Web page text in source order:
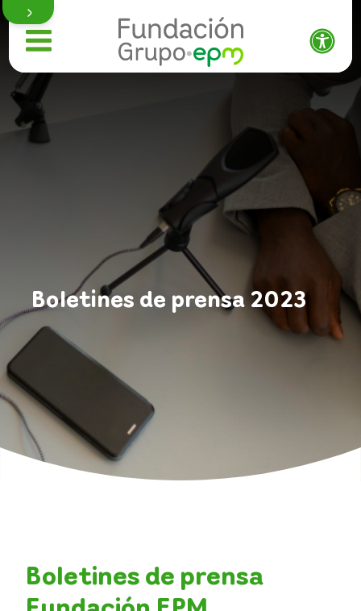
Programación
Trabaja con nosotros
Proveedores
Noticias
Contacto
Transparencia
Participa
Pagos PSE
Boletines de prensa 2023
Boletines de prensa